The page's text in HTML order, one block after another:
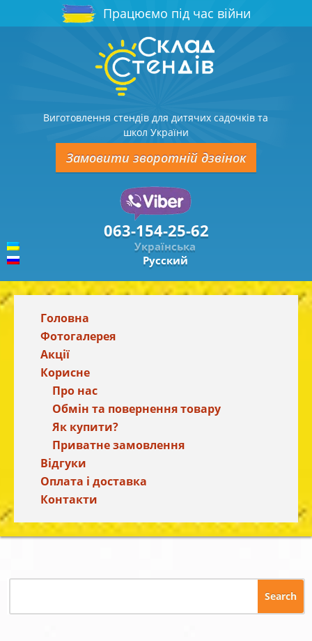
Працюємо під час війни
Виготовлення стендів для дитячих садочків та
школ України
Замовити зворотній дзвінок
063-154-25-62
Українська
Русский
Головна
Фотогалерея
Акції
Корисне
Про нас
Обмін та повернення товару
Як купити?
Приватне замовлення
Відгуки
Оплата і доставка
Контакти